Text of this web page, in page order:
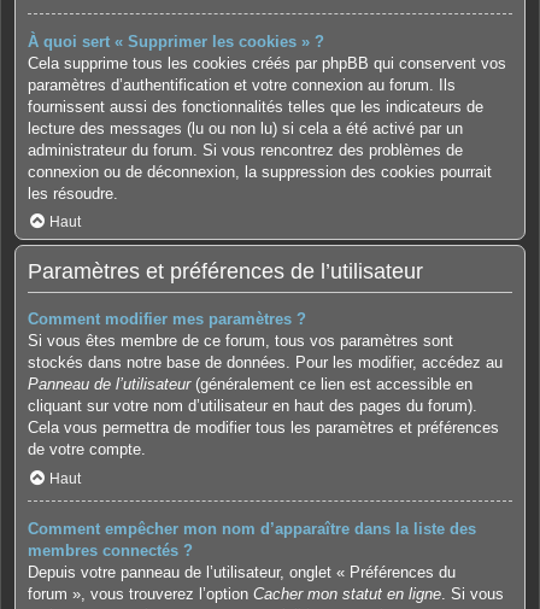
À quoi sert « Supprimer les cookies » ?
Cela supprime tous les cookies créés par phpBB qui conservent vos
paramètres d’authentification et votre connexion au forum. Ils
fournissent aussi des fonctionnalités telles que les indicateurs de
lecture des messages (lu ou non lu) si cela a été activé par un
administrateur du forum. Si vous rencontrez des problèmes de
connexion ou de déconnexion, la suppression des cookies pourrait
les résoudre.
Haut
Paramètres et préférences de l’utilisateur
Comment modifier mes paramètres ?
Si vous êtes membre de ce forum, tous vos paramètres sont
stockés dans notre base de données. Pour les modifier, accédez au
Panneau de l’utilisateur(généralement ce lien est accessible en
cliquant sur votre nom d’utilisateur en haut des pages du forum).
Cela vous permettra de modifier tous les paramètres et préférences
de votre compte.
Haut
Comment empêcher mon nom d’apparaître dans la liste des
membres connectés ?
Depuis votre panneau de l’utilisateur, onglet « Préférences du
forum », vous trouverez l’option Cacher mon statut en ligne . Si vous